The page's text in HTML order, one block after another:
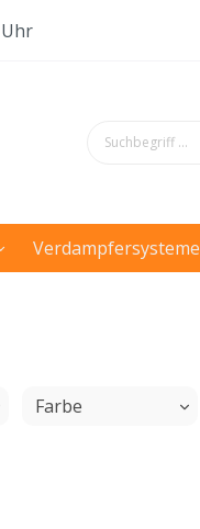
Verdampfersysteme
Farbe